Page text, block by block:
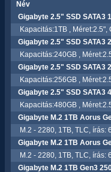
Név
Gigabyte 2.5" SSD SATA3
Kapacitás:1TB , Méret:2.5",
Gigabyte 2.5" SSD SATA3
Kapacitás:240GB ,
Gigabyte 2.5" SSD SATA3
Kapacitás:256GB ,
Gigabyte 2.5" SSD SATA3
Kapacitás:480GB ,
Gigabyte M.2 1TB Aorus
M.2 - 2280, 1TB, TLC, írás:
Gigabyte M.2 1TB Aorus
M.2 - 2280, 1TB, TLC, írás:
Gigabyte M.2 1TB Gen3